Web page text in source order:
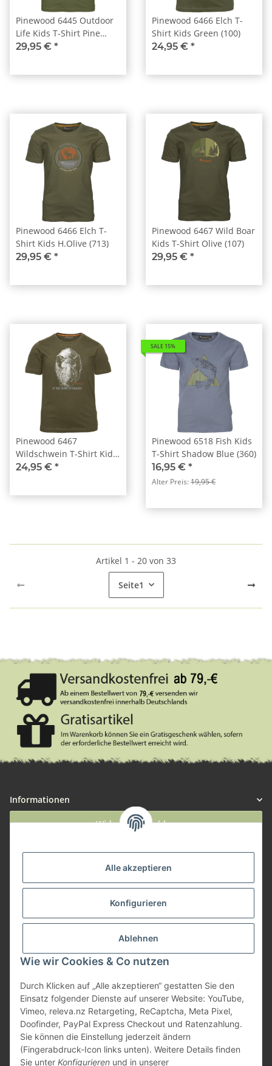
Alle akzeptieren
Konfigurieren
Ablehnen
Wie wir Cookies & Co nutzen
Durch Klicken auf „Alle akzeptieren“ gestatten Sie den
Einsatz folgender Dienste auf unserer Website: YouTube,
Vimeo, releva.nz Retargeting, ReCaptcha, Meta Pixel,
Doofinder, PayPal Express Checkout und Ratenzahlung.
Sie können die Einstellung jederzeit ändern
(Fingerabdruck-Icon links unten). Weitere Details finden
Sie unter Konfigurieren und in unserer
Pinewood 6445 Outdoor
Life Kids T-Shirt Pine
Green (759)
29,95 € *
Pinewood 6466 Elch T-
Shirt Kids Green (100)
24,95 € *
Pinewood 6466 Elch T-
Shirt Kids H.Olive (713)
29,95 € *
Pinewood 6467 Wild Boar
Kids T-Shirt Olive (107)
29,95 € *
Pinewood 6467
Wildschwein T-Shirt Kids
H.Olive (713)
24,95 € *
SALE 15%
Pinewood 6518 Fish Kids
T-Shirt Shadow Blue (360)
16,95 € *
Alter Preis:19,95 €
Artikel 1 - 20 von 33
Seite1
Informationen
Widerruf anmelden
Zahlungsmöglichkeiten